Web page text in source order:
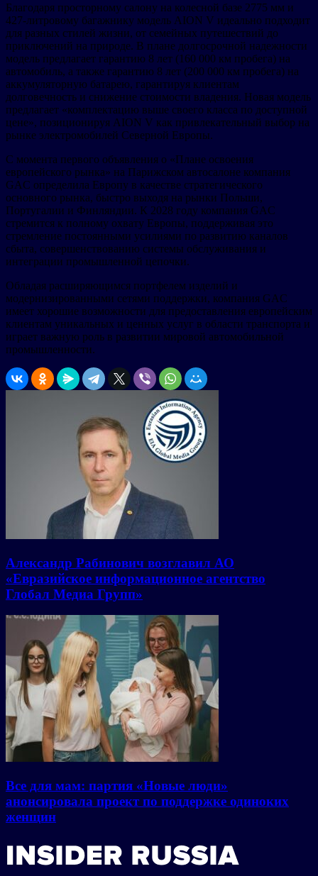
Благодаря просторному салону на колесной базе 2775 мм и
427-литровому багажнику модель AION V идеально подходит
для разных стилей жизни, от семейных путешествий до
приключений на природе. В плане долгосрочной надежности
модель предлагает гарантию 8 лет (160 000 км пробега) на
автомобиль, а также гарантию 8 лет (200 000 км пробега) на
аккумуляторную батарею, гарантируя клиентам
долговечность и снижение стоимости владения. Новая модель
предлагает «комплектацию выше своего класса по доступной
цене», позиционируя AION V как привлекательный выбор на
рынке электромобилей Северной Европы.
С момента первого объявления о «Плане освоения
европейского рынка» на Парижском автосалоне компания
GAC определила Европу в качестве стратегического
основного рынка, быстро выходя на рынки Польши,
Португалии и Финляндии. К 2028 году компания GAC
стремится к полному охвату Европы, поддерживая это
стремление постоянными усилиями по развитию каналов
сбыта, совершенствованию системы обслуживания и
интеграции промышленной цепочки.
Обладая расширяющимся портфелем изделий и
модернизированными сетями поддержки, компания GAC
имеет хорошие возможности для предоставления европейским
клиентам уникальных и ценных услуг в области транспорта и
играет важную роль в развитии мировой автомобильной
промышленности.
Александр Рабинович возглавил АО
«Евразийское информационное агентство
Глобал Медиа Групп»
Все для мам: партия «Новые люди»
анонсировала проект по поддержке одиноких
женщин